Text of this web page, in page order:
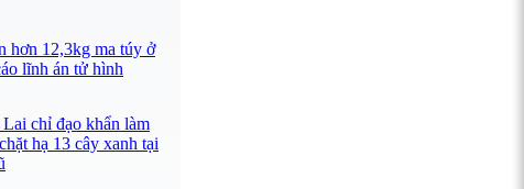
hơn 12,3kg ma túy ở
lĩnh án tử hình
chỉ đạo khẩn làm
hạ 13 cây xanh tại